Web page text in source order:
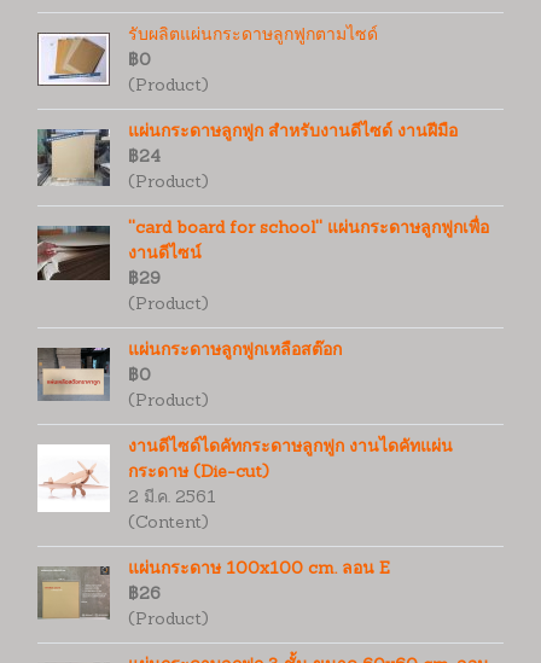
รับผลิตแผ่นกระดาษลูกฟูกตามไซด์
฿0
(Product)
แผ่นกระดาษลูกฟูก สำหรับงานดีไซด์ งานฝีมือ
฿24
(Product)
''card board for school'' แผ่นกระดาษลูกฟูกเพื่อ
งานดีไซน์
฿29
(Product)
แผ่นกระดาษลูกฟูกเหลือสต๊อก
฿0
(Product)
งานดีไซด์ไดคัทกระดาษลูกฟูก งานไดคัทแผ่น
กระดาษ (Die-cut)
2 มี.ค. 2561
(Content)
แผ่นกระดาษ 100x100 cm. ลอน E
฿26
(Product)